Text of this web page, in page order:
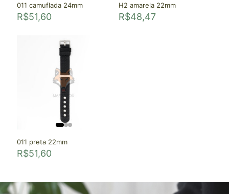
011 camuflada 24mm
R$51,60
H2 amarela 22mm
R$48,47
011 preta 22mm
R$51,60